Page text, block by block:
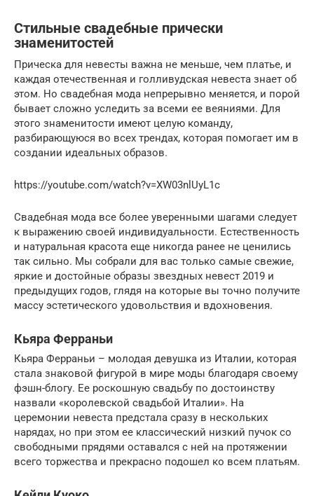
Стильные свадебные прически
знаменитостей
Прическа для невесты важна не меньше, чем платье, и
каждая отечественная и голливудская невеста знает об
этом. Но свадебная мода непрерывно меняется, и порой
бывает сложно уследить за всеми ее веяниями. Для
этого знаменитости имеют целую команду,
разбирающуюся во всех трендах, которая помогает им в
создании идеальных образов.
https://youtube.com/watch?v=XW03nlUyL1c
Свадебная мода все более уверенными шагами следует
к выражению своей индивидуальности. Естественность
и натуральная красота еще никогда ранее не ценились
так сильно. Мы собрали для вас только самые свежие,
яркие и достойные образы звездных невест 2019 и
предыдущих годов, глядя на которые вы точно получите
массу эстетического удовольствия и вдохновения.
Кьяра Ферраньи
Кьяра Ферраньи – молодая девушка из Италии, которая
стала знаковой фигурой в мире моды благодаря своему
фэшн-блогу. Ее роскошную свадьбу по достоинству
назвали «королевской свадьбой Италии». На
церемонии невеста предстала сразу в нескольких
нарядах, но при этом ее классический низкий пучок со
свободными прядями оставался с ней на протяжении
всего торжества и прекрасно подошел ко всем платьям.